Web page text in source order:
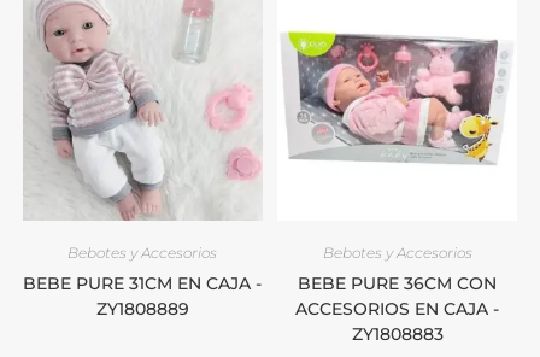
Bebotes y Accesorios
BEBE PURE 31CM EN CAJA -
ZY1808889
Bebotes y Accesorios
BEBE PURE 36CM CON
ACCESORIOS EN CAJA -
ZY1808883